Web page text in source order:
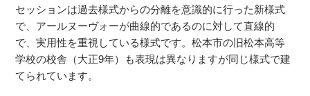
セッションは過去様式からの分離を意識的に行った新様式
で、アールヌーヴォーが曲線的であるのに対して直線的
で、実用性を重視している様式です。松本市の旧松本高等
学校の校舎（大正9年）も表現は異なりますが同じ様式で建
てられています。